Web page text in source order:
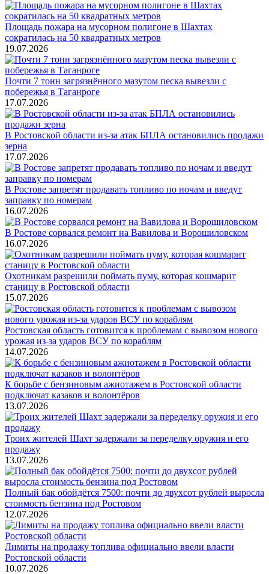
Площадь пожара на мусорном полигоне в Шахтах
сократилась на 50 квадратных метров
19.07.2026
Почти 7 тонн загрязнённого мазутом песка вывезли с
побережья в Таганроге
17.07.2026
В Ростовской области из-за атак БПЛА остановились продажи
зерна
17.07.2026
В Ростове запретят продавать топливо по ночам и введут
заправку по номерам
16.07.2026
В Ростове сорвался ремонт на Вавилова и Ворошиловском
16.07.2026
Охотникам разрешили поймать пуму, которая кошмарит
станицу в Ростовской области
15.07.2026
Ростовская область готовится к проблемам с вывозом нового
урожая из-за ударов ВСУ по кораблям
14.07.2026
К борьбе с бензиновым ажиотажем в Ростовской области
подключат казаков и волонтёров
13.07.2026
Троих жителей Шахт задержали за переделку оружия и его
продажу
13.07.2026
Полный бак обойдётся 7500: почти до двухсот рублей выросла
стоимость бензина под Ростовом
12.07.2026
Лимиты на продажу топлива официально ввели власти
Ростовской области
10.07.2026